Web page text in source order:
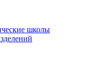
школы